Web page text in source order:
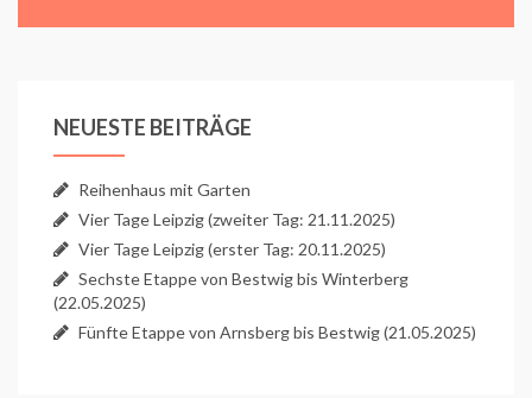
NEUESTE BEITRÄGE
Reihenhaus mit Garten
Vier Tage Leipzig (zweiter Tag: 21.11.2025)
Vier Tage Leipzig (erster Tag: 20.11.2025)
Sechste Etappe von Bestwig bis Winterberg
(22.05.2025)
Fünfte Etappe von Arnsberg bis Bestwig (21.05.2025)